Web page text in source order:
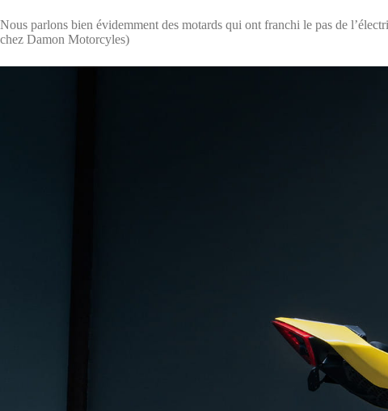
Nous parlons bien évidemment des motards qui ont franchi le pas de
chez Damon Motorcyles)